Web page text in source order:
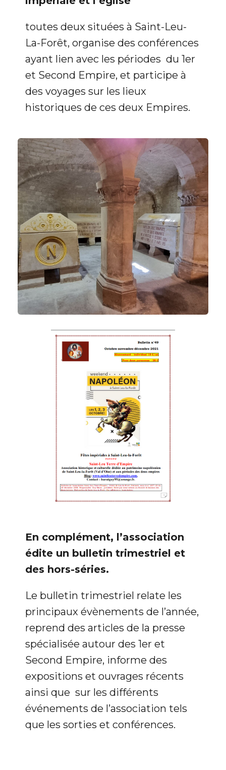
toutes deux situées à Saint-Leu-
La-Forêt, organise des conférences
ayant lien avec les périodes du 1er
et Second Empire, et participe à
des voyages sur les lieux
historiques de ces deux Empires.
En complément, l’association
édite un bulletin trimestriel et
des hors-séries.
Le bulletin trimestriel relate les
principaux évènements de l’année,
reprend des articles de la presse
spécialisée autour des 1er et
Second Empire, informe des
expositions et ouvrages récents
ainsi que sur les différents
événements de l’association tels
que les sorties et conférences.